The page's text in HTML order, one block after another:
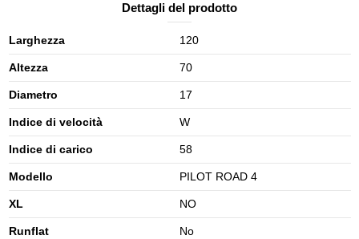
Dettagli del prodotto
Larghezza 120
Altezza 70
Diametro 17
Indice di velocità W
Indice di carico 58
Modello PILOT ROAD 4
XL NO
Runflat No